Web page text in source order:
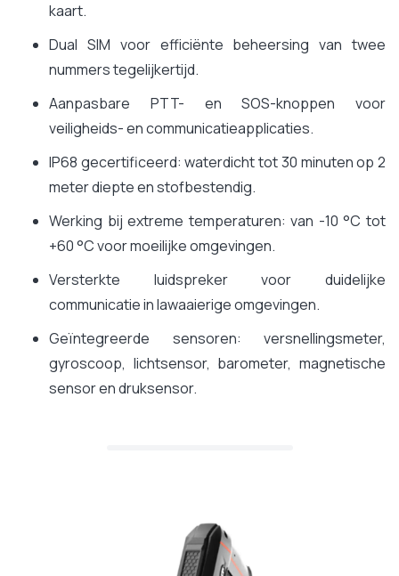
kaart.
Dual SIM voor efficiënte beheersing van twee
nummers tegelijkertijd.
Aanpasbare PTT- en SOS-knoppen voor
veiligheids- en communicatieapplicaties.
IP68 gecertificeerd: waterdicht tot 30 minuten op 2
meter diepte en stofbestendig.
Werking bij extreme temperaturen: van -10 °C tot
+60 °C voor moeilijke omgevingen.
Versterkte luidspreker voor duidelijke
communicatie in lawaaierige omgevingen.
Geïntegreerde sensoren: versnellingsmeter,
gyroscoop, lichtsensor, barometer, magnetische
sensor en druksensor.